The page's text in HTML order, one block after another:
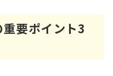
要ポイント3